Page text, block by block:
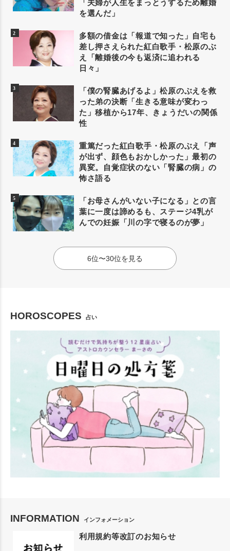
「夫婦が人生をまっとうするため離婚
を選んだ」
多額の借金は「報道で知った」自宅も
差し押さえられた紅白歌手・松原のぶ
え「離婚後の今も返済に追われる
日々」
「僕の腎臓あげるよ」松原のぶえを救
った弟の決断「生きる意味が変わっ
た」移植から17年、きょうだいの関係
性
重篤だった紅白歌手・松原のぶえ「声
が出ず、顔色もおかしかった」最初の
異変。自覚症状のない「腎臓の病」の
怖さ語る
「お母さんがいない子になる」との言
葉に一度は諦めるも、ステージ4乳が
んでの妊娠「川の字で寝るのが夢」
6位〜30位を見る
HOROSCOPES 占い
INFORMATION インフォメーション
利用規約等改訂のお知らせ